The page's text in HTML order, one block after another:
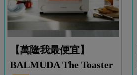
【萬隆我最便宜】
BALMUDA The Toaster